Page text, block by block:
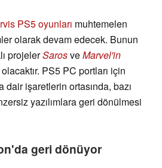
PS5 oyunları muhtemelen
olarak devam edecek. Bunun
projelerSarosveMarvel'in
PS5 PC portları için
dair işaretlerin ortasında, bazı
yazılımlara geri dönülmesi
geri dönüyor